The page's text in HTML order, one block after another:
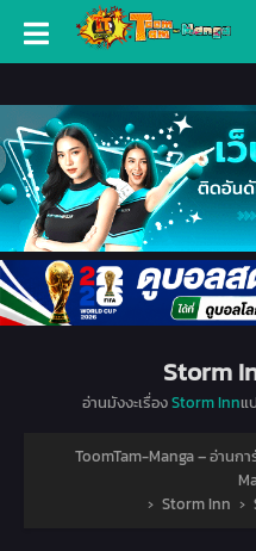
Storm
อ่านมังงะเรื่องStorm Innแ
ToomTam-Manga – อ่านก
› Storm Inn ›